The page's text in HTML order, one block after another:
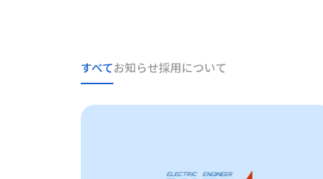
すべてお知らせ採用について